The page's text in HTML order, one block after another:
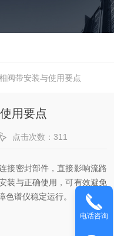
阀带安装与使用要点
用要点
点击次数：311
接密封部件，直接影响流路
装与正确使用，可有效避免
谱仪稳定运行。
电话咨询